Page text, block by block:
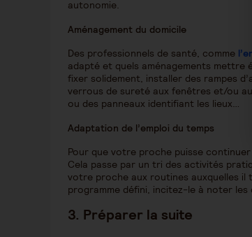
autonomie.
Aménagement du domicile
Des professionnels de santé, comme
adapté et quels aménagements mettre
fixer solidement, installer des rampes
verrous de sureté aux fenêtres et/ou
ou des panneaux identifiant les lieux…
Adaptation de l’emploi du temps
Pour que votre proche puisse
Cela passe par un tri des activités
votre proche aux routines auxquelles il
programme défini, incitez-le à noter
3. Préparer la suite